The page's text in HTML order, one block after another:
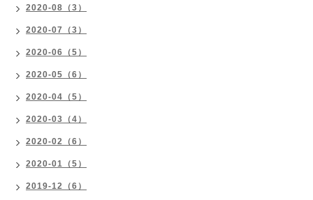
2020-08（3）
2020-07（3）
2020-06（5）
2020-05（6）
2020-04（5）
2020-03（4）
2020-02（6）
2020-01（5）
2019-12（6）